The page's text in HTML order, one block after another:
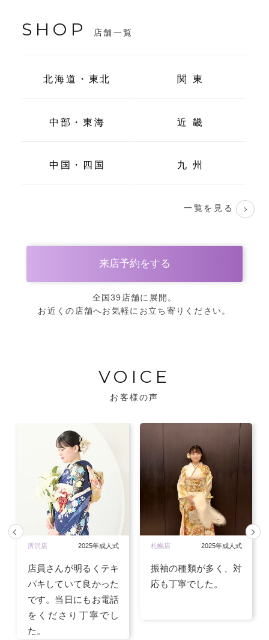
SHOP 店舗一覧
北海道・東北 関 東
中部・東海 近 畿
中国・四国 九 州
一覧を見る
来店予約をする
全国39店舗に展開。
お近くの店舗へお気軽にお立ち寄りください。
VOICE
お客様の声
所沢店 2025年成人式
店員さんが明るくテキ
パキしていて良かった
です。当日にもお電話
をくださり丁寧でし
た。
札幌店 2025年成人式
振袖の種類が多く、対
応も丁寧でした。